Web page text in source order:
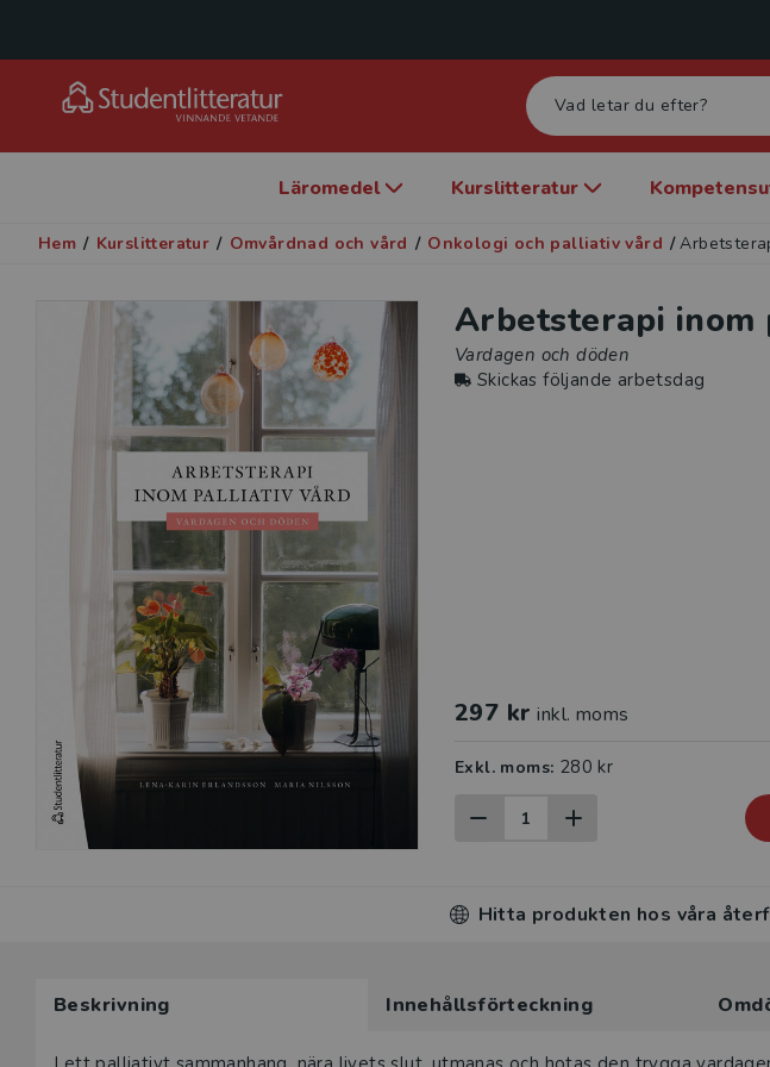
Läromedel Kurslitteratur
Hem / Kurslitteratur / Omvårdnad och vård / Onkologi och palliativ vård /
Arbetsterapi
Vardagen och döden
Skickas följande arbetsdag
297 kr inkl. moms
Exkl. moms: 280 kr
Hitta produkten hos våra
Beskrivning Innehållsförteckning